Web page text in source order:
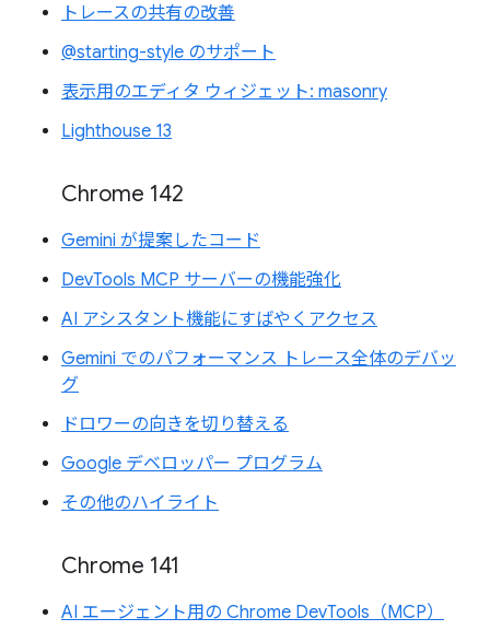
トレースの共有の改善
@starting-style のサポート
表示用のエディタ ウィジェット: masonry
Lighthouse 13
Chrome 142
Gemini が提案したコード
DevTools MCP サーバーの機能強化
AI アシスタント機能にすばやくアクセス
Gemini でのパフォーマンス トレース全体のデバッ
グ
ドロワーの向きを切り替える
Google デベロッパー プログラム
その他のハイライト
Chrome 141
AI エージェント用の Chrome DevTools（MCP）